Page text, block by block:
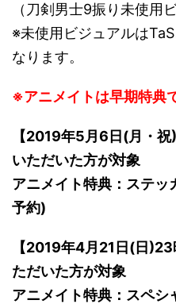
（刀剣男士9振り未使用
※未使用ビジュアルは
なります。
※アニメイトは早期特典
【2019年5月6日(月・
いただいた方が対象
アニメイト特典：ステ
予約)
【2019年4月21日(日
ただいた方が対象
アニメイト特典：スペ